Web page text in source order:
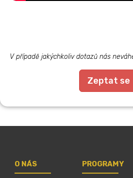
V případě jakýchkoliv dotazů nás
Zeptat se
O NÁS PROGRAMY